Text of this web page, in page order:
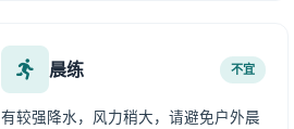
晨练 不宜
有较强降水，风力稍大，请避免户外晨